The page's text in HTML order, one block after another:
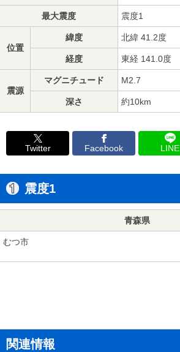
最大震度 震度1
位置
緯度 北緯 41.2度
経度 東経 141.0度
震源
マグニチュード M2.7
深さ 約10km
Twitter Facebook LINE
震度1
青森県
むつ市
関連情報